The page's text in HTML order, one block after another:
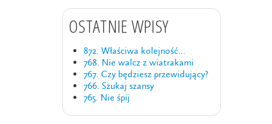
OSTATNIE WPISY
872. Właściwa kolejność…
768. Nie walcz z wiatrakami
767. Czy będziesz przewidujący?
766. Szukaj szansy
765. Nie śpij